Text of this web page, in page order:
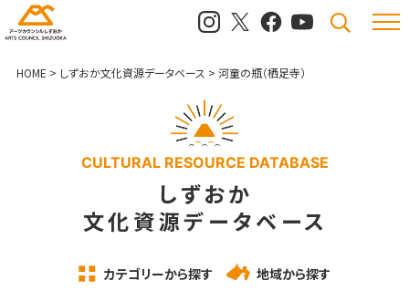
メニュ
検索
HOME > しずおか文化資源データベース > 河童の瓶（栖足寺）
CULTURAL RESOURCE DATABASE
しずおか
文化資源データベース
カテゴリーから探す 地域から探す